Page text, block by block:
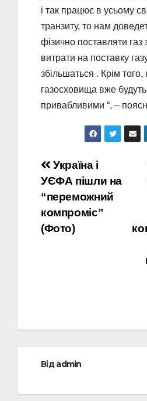
і так працює в усьому
транзиту, то нам
фізично поставляти газ
витрати на поставку
збільшаться . Крім того,
газосховища вже
привабливими “, –
Навігація
записів
Україна і
УЄФА пішли на
“переможний
компроміс”
(Фото)
Відadmin